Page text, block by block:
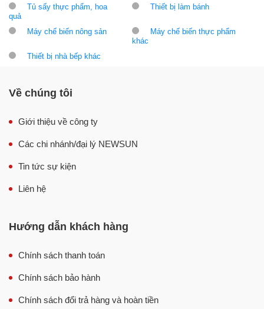
Tủ sấy thực phẩm, hoa
quả
Thiết bị làm bánh
Máy chế biến nông sản
Máy chế biến thực phẩm
khác
Thiết bị nhà bếp khác
Về chúng tôi
Giới thiệu về công ty
Các chi nhánh/đại lý NEWSUN
Tin tức sự kiện
Liên hệ
Hướng dẫn khách hàng
Chính sách thanh toán
Chính sách bảo hành
Chính sách đổi trả hàng và hoàn tiền